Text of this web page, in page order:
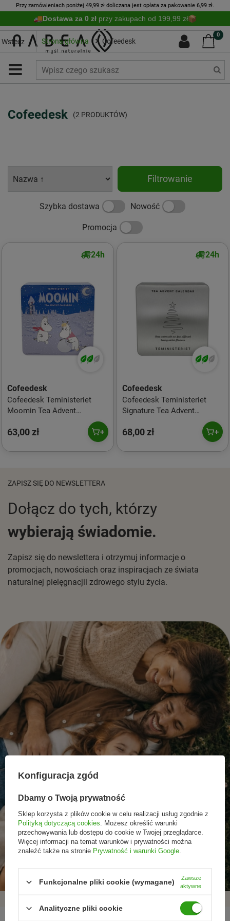
Przy zamówieniach poniżej 49,99 zł doliczana jest opłata za pakowanie 6,99 zł.
Dostawa za 0 zł przy zakupach od 199,99 zł
0
Wstecz Strona główna Cofeedesk
Cofeedesk (2 PRODUKTÓW)
Filtrowanie
Szybka dostawa Nowość
Promocja
24h
Cofeedesk
Cofeedesk Teministeriet
Moomin Tea Advent
Calendar 2025 - 4 x 22,5 g
63,00 zł
24h
Cofeedesk
Cofeedesk Teministeriet
Signature Tea Advent
Calendar 2025 - 4 x 22,5 g
68,00 zł
ZAPISZ SIĘ DO NEWSLETTERA
Dołącz do tych, którzy
wybierają świadomie.
Zapisz się do newslettera i otrzymuj informacje o
promocjach, nowościach oraz inspiracjach ze świata
naturalnej pielęgnacjii zdrowego stylu życia.
Promocje tylko dla
subskrybentów
Nowości przed
premierą
Rezygnacja w każdej
chwili
Konfiguracja zgód
Dbamy o Twoją prywatność
Sklep korzysta z plików cookie w celu realizacji usług zgodnie z
Polityką dotyczącą cookies . Możesz określić warunki
przechowywania lub dostępu do cookie w Twojej przeglądarce.
Więcej informacji na temat warunków i prywatności można
znaleźć także na stronie Prywatność i warunki Google
Funkcjonalne pliki cookie (wymagane)
Zawsze
aktywne
Analityczne pliki cookie